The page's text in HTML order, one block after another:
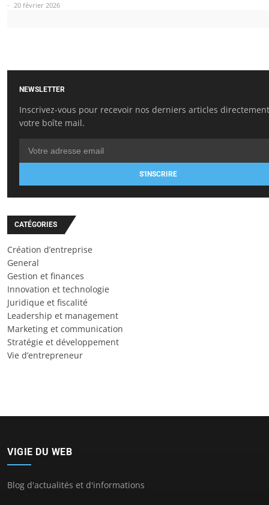
20 février 2026
NEWSLETTER
Inscrivez-vous pour recevoir nos derniers articles
votre boîte mail.
S'INSCRIRE
CATÉGORIES
Création d’entreprise
General
Gestion et finances
Innovation et technologie
Juridique et fiscalité
Leadership et management
Marketing et communication
Stratégie et développement
Vie d’entrepreneur
VIGIE DU WEB
Blog d'actualités et d'informations